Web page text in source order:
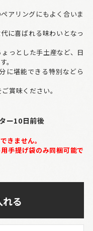
アリングにもよく合いま
に喜ばれる味わいとなっ
っとした手土産など、日
。
に堪能できる特別などら
賞味ください。
ー10日前後
きません。
手提げ袋のみ同梱可能で
る